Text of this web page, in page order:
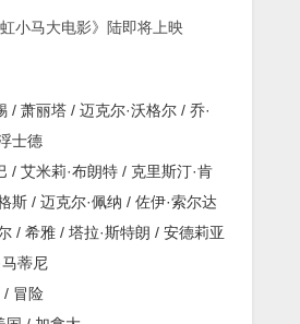
画
马
电
影》
即
将
上
映
/ 萧丽塔 / 迈克尔·沃格尔 / 乔·
士德
/ 艾米莉·布朗特 / 克里斯汀·肯
斯 / 迈克尔·佩纳 / 佐伊·索尔达
/ 希雅 / 塔拉·斯特朗 / 安德莉亚
马蒂尼
/ 冒险